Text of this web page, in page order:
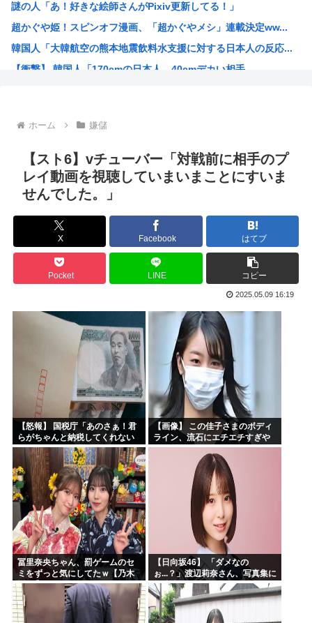
福島県に住む普通の人「助けて、家を赤くしただけで村の人間...
台風15号「チャンホン」東日本の盆休み潰す
【速報】北海道江別大学生殺人事件、主犯格の川口被告(19...
謎の人「あ！好きな絵師さんがPixiv更新してる！」
超かぐや姫！スピンオフ漫画、「超かぐやメシ」連載決定ww...
韓国人「大韓航空の熊本地震飲料水支援に対する日本人の反応...
【衝撃】 韓国人「170cmの日本人、40cmデカい相手...
米農家「60kg作って1万8000円…コストは2万以上…...
井口裕香さん、「ケツ鍛えるより演技力鍛えろよ」とアニメフ...
氷河期世代『ルッキズムが一番酷かったのは00年代、こうい...
海外「日本なんて行くんじゃなかった…」 日本を知ってしま...
ちいかわ映画見てきたんやがバッドエンドすぎん？
熊本県民「俺たち逆らわねえだぁ！自民党様に従いますだぁ！...
お絵描きAIくん、読む本が決まらない、可愛い女の子も作れ...
お前らお盆の準備をしたか？国父安倍晋三が天国から帰ってく...
韓国人「悲報：FIFA会長にさえ2002年W杯で韓国が審...
韓国人「日本のサッカー協会も性接待やってるんじゃないです...
小泉進次郎「北朝鮮に厳重に抗議し、強く非難した」
今期アニメ、無職さよララ乙女怪獣ヤニねこ鉄ジャン天幕きみ...
日本さん食料自給率が過去最低に 25年度37% 主要先進...
ホーム 嫌儲
【スト6】vチューバー「対戦前に相手のプ
レイ動画を視聴していまいまことにすいま
せんでした。」
X Facebook はてブ
Pocket LINE コピー
2025.05.09 16:19
【怒報】 国税庁「あのさぁ！君
らがちゃんと納税してくれない
とこうなっちゃうけどどうす
る？！」←これw w w w w w w w
【画像】 この佳子さまのボディ
ライン、流石にエチエチすぎや
ろ！
冨里奈央ちゃん、罰ゲームのセ
ミをずっと気にしてたｗ【乃木
坂46】
【日向坂46】 「ダメなの
ぉ...？」渡辺莉奈さん、写真集に
興味津々